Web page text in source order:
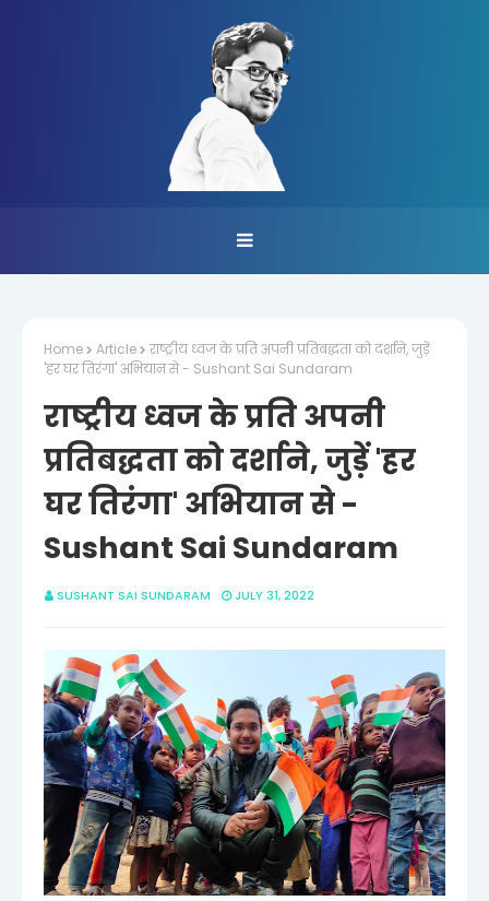
Home Article
राष्ट्रीय ध्वज के प्रति अपनी प्रतिबद्धता को दर्शाने, जुड़ें
'हर घर तिरंगा' अभियान से - Sushant Sai Sundaram
राष्ट्रीय ध्वज के प्रति अपनी
प्रतिबद्धता को दर्शाने, जुड़ें 'हर
घर तिरंगा' अभियान से -
Sushant Sai Sundaram
SUSHANT SAI SUNDARAM JULY 31, 2022